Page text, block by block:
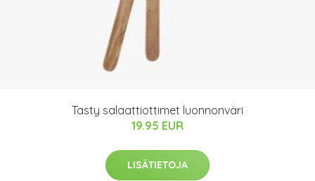
Tasty salaattiottimet luonnonväri
19.95 EUR
LISÄTIETOJA